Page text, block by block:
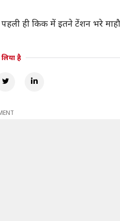
पहली ही किक में इतने टेंशन भरे
है